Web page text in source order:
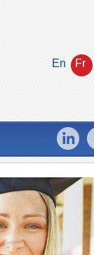
Fr
En